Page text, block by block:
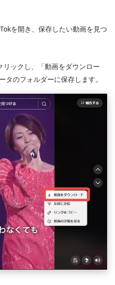
を開き、保存したい動画を見つ
リックし、「動画をダウンロー
タのフォルダーに保存します。